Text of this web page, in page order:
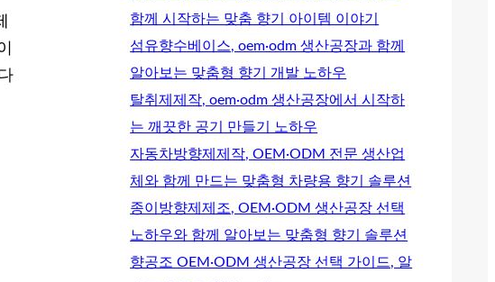
함께 시작하는 맞춤 향기 아이템 이야기
섬유향수베이스, oem·odm 생산공장과 함께
알아보는 맞춤형 향기 개발 노하우
탈취제제작, oem·odm 생산공장에서 시작하
는 깨끗한 공기 만들기 노하우
자동차방향제제작, OEM·ODM 전문 생산업
체와 함께 만드는 맞춤형 차량용 향기 솔루션
종이방향제제조, OEM·ODM 생산공장 선택
노하우와 함께 알아보는 맞춤형 향기 솔루션
향공조 OEM·ODM 생산공장 선택 가이드, 알